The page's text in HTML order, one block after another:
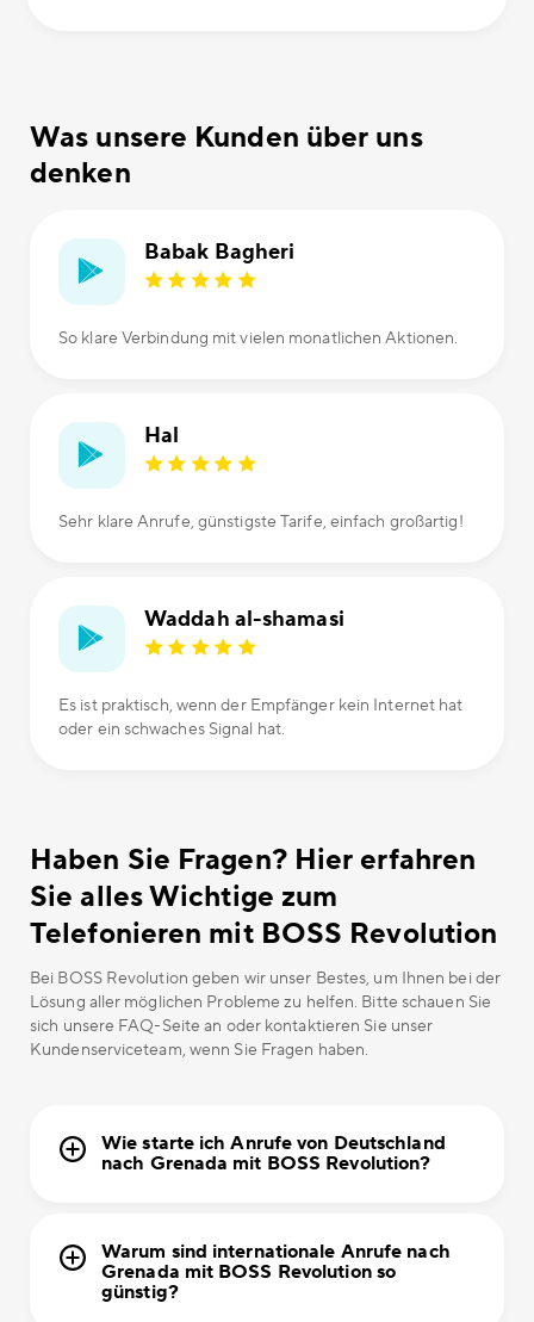
Was unsere Kunden über uns
denken
Babak Bagheri
So klare Verbindung mit vielen monatlichen Aktionen.
Hal
Sehr klare Anrufe, günstigste Tarife, einfach großartig!
Waddah al-shamasi
Es ist praktisch, wenn der Empfänger kein Internet hat
oder ein schwaches Signal hat.
Haben Sie Fragen? Hier erfahren
Sie alles Wichtige zum
Telefonieren mit BOSS Revolution
Bei BOSS Revolution geben wir unser Bestes, um Ihnen bei der
Lösung aller möglichen Probleme zu helfen. Bitte schauen Sie
sich unsere FAQ-Seite an oder kontaktieren Sie unser
Kundenserviceteam, wenn Sie Fragen haben.
Wie starte ich Anrufe von Deutschland
nach Grenada mit BOSS Revolution?
Warum sind internationale Anrufe nach
Grenada mit BOSS Revolution so
günstig?